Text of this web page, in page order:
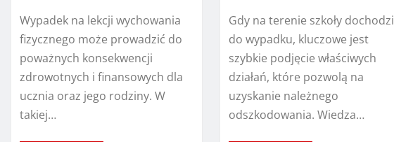
Wypadek na lekcji wychowania
fizycznego może prowadzić do
poważnych konsekwencji
zdrowotnych i finansowych dla
ucznia oraz jego rodziny. W
takiej…
Gdy na terenie szkoły dochodzi
do wypadku, kluczowe jest
szybkie podjęcie właściwych
działań, które pozwolą na
uzyskanie należnego
odszkodowania. Wiedza…